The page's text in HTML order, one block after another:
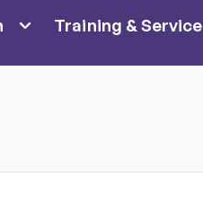
Training & Service